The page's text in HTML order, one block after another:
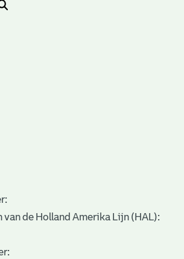
:
van de Holland Amerika Lijn (HAL):
: